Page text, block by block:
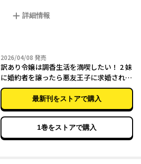
詳細情報
2026/04/08 2026年04月08日
発売
訳あり令嬢は調香生活を満喫したい！ 2 妹
に婚約者を譲ったら悪友王子に求婚され
て、香り改革を始めることに!?
最新刊をストアで購入
1巻をストアで購入